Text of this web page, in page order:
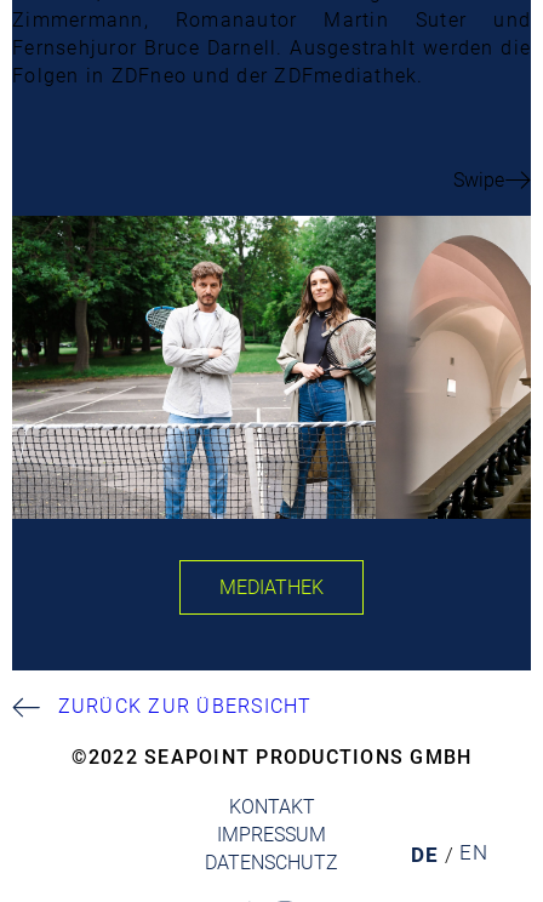
Zimmermann, Romanautor Martin Suter und
Fernsehjuror Bruce Darnell. Ausgestrahlt werden die
Folgen in ZDFneo und der ZDFmediathek.
Swipe
MEDIATHEK
ZURÜCK ZUR ÜBERSICHT
©2022 SEAPOINT PRODUCTIONS GMBH
KONTAKT
IMPRESSUM
DATENSCHUTZ
DE EN